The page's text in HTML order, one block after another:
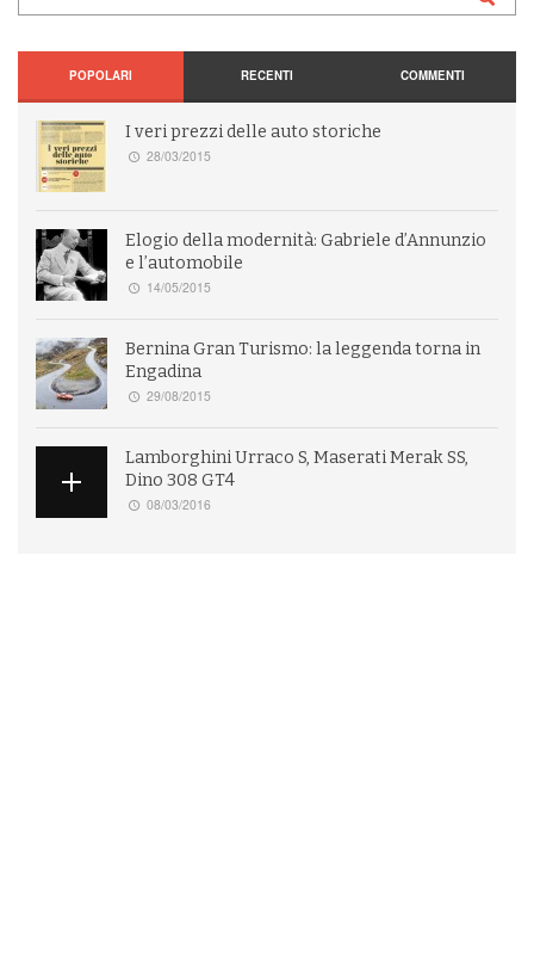
POPOLARI RECENTI COMMENTI
I veri prezzi delle auto storiche
28/03/2015
Elogio della modernità: Gabriele d’Annunzio
e l’automobile
14/05/2015
Bernina Gran Turismo: la leggenda torna in
Engadina
29/08/2015
Lamborghini Urraco S, Maserati Merak SS,
Dino 308 GT4
08/03/2016